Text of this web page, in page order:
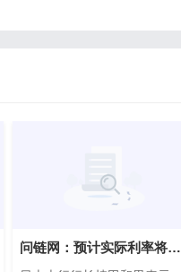
问链网：预计实际利率将维持在显著偏低的水平